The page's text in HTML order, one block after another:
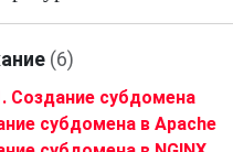
(6)
Создание субдомена
субдомена в Apache